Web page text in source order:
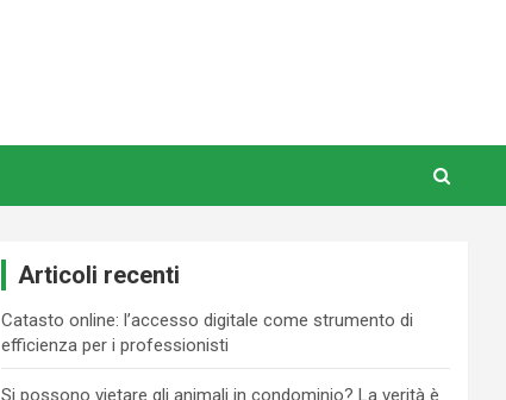
Articoli recenti
Catasto online: l’accesso digitale come strumento di
efficienza per i professionisti
Si possono vietare gli animali in condominio? La verità è